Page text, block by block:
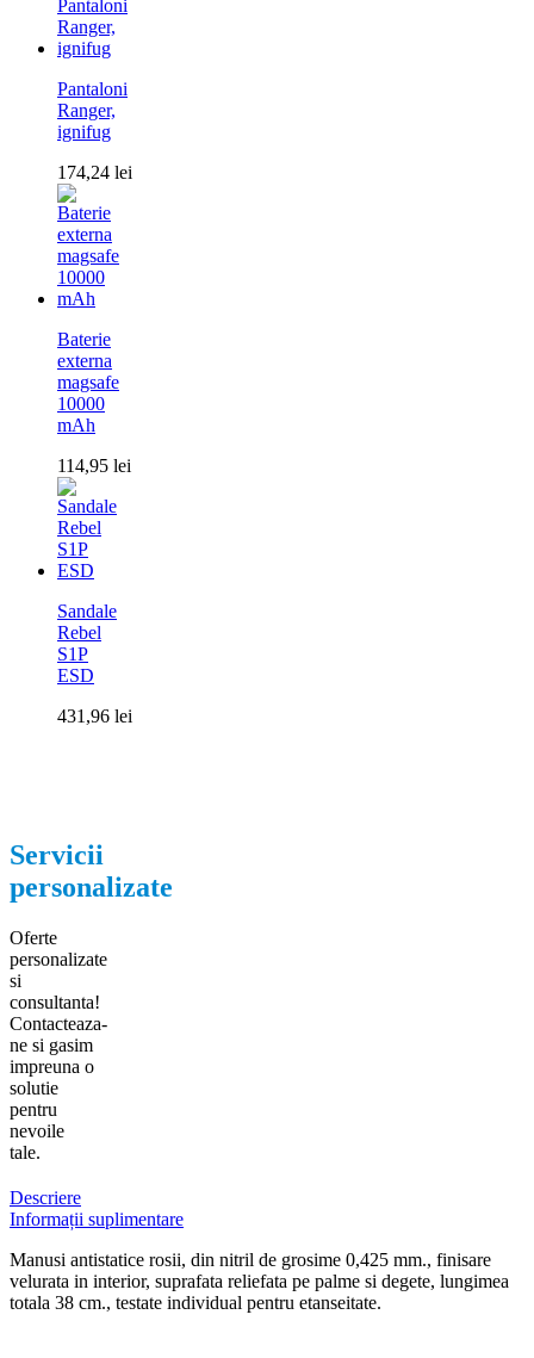
Pantaloni
Ranger,
ignifug
174,24 lei
Baterie
externa
magsafe
10000
mAh
114,95 lei
Sandale
Rebel
S1P
ESD
431,96 lei
Servicii
personalizate
Oferte
personalizate
si
consultanta!
Contacteaza-
ne si gasim
impreuna o
solutie
pentru
nevoile
tale.
Descriere
Informații suplimentare
Manusi antistatice rosii, din nitril de grosime 0,425 mm., finisare
velurata in interior, suprafata reliefata pe palme si degete, lungimea
totala 38 cm., testate individual pentru etanseitate.